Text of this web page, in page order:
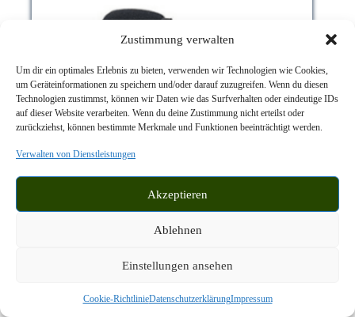
Zustimmung verwalten
Um dir ein optimales Erlebnis zu bieten, verwenden wir Technologien wie Cookies,
um Geräteinformationen zu speichern und/oder darauf zuzugreifen. Wenn du diesen
Technologien zustimmst, können wir Daten wie das Surfverhalten oder eindeutige IDs
auf dieser Website verarbeiten. Wenn du deine Zustimmung nicht erteilst oder
zurückziehst, können bestimmte Merkmale und Funktionen beeinträchtigt werden.
Verwalten von Dienstleistungen
Akzeptieren
Ablehnen
Einstellungen ansehen
Cookie-RichtlinieDatenschutzerklärungImpressum
Swiss Galoppers, Ballenschutz kurz
Preis PRO PAAR kurzer Ballenschutz von Swiss